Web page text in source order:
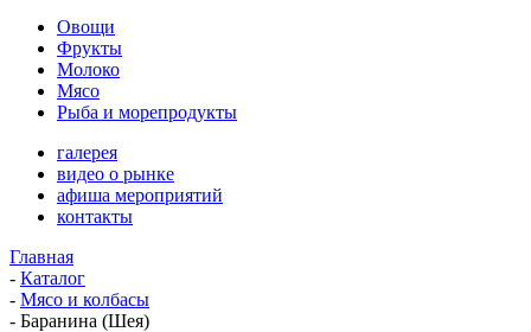
Овощи
Фрукты
Молоко
Мясо
Рыба и морепродукты
галерея
видео о рынке
афиша мероприятий
контакты
Главная
- Каталог
- Мясо и колбасы
- Баранина (Шея)